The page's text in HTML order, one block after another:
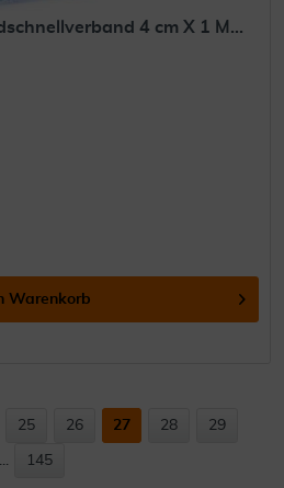
4 cm X 1 M...
Warenkorb
25 26 27 28 29
... 145